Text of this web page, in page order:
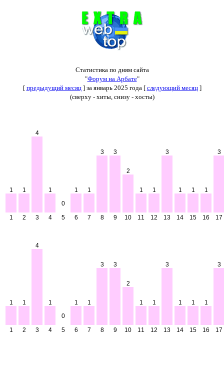
Статистика по дням сайта
"Форум на Арбате"
[ предыдущий месяц] за январь 2025 года [ следующий месяц]
(сверху - хиты, снизу - хосты)
1
1
1
2
4
3
1
4
0
5
1
6
1
7
3
8
3
9
2
10
1
11
1
12
3
13
1
14
1
15
1
16
3
17
1
1
1
2
4
3
1
4
0
5
1
6
1
7
3
8
3
9
2
10
1
11
1
12
3
13
1
14
1
15
1
16
3
17